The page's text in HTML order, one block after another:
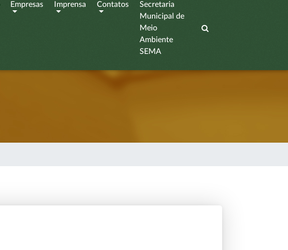
Empresas Imprensa Contatos
Secretaria
Municipal de
Meio
Ambiente
SEMA